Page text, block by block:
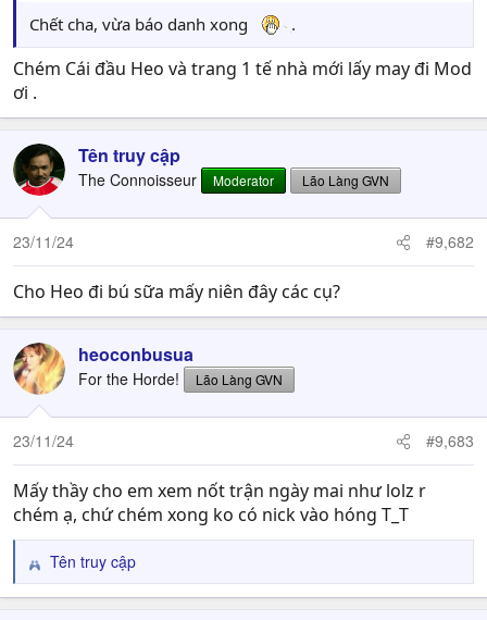
Chết cha, vừa báo danh xong .
Chém Cái đầu Heo và trang 1 tế nhà mới lấy may đi Mod
ơi .
Tên truy cập
The Connoisseur Moderator Lão Làng GVN
23/11/24 #9,682
Cho Heo đi bú sữa mấy niên đây các cụ?
heoconbusua
For the Horde! Lão Làng GVN
23/11/24 #9,683
Mấy thầy cho em xem nốt trận ngày mai như lolz r
chém ạ, chứ chém xong ko có nick vào hóng T_T
R
e
Tên truy cập